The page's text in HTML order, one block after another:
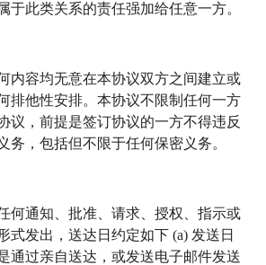
于此类关系的责任强加给任意一方。
容均无意在本协议双方之间建立或
排他性安排。本协议不限制任何一方
议，前提是签订协议的一方不得违反
务，包括但不限于任何保密义务。
通知、批准、请求、授权、指示或
式发出，送达日约定如下 (a) 发送日
通过亲自送达，或发送电子邮件发送